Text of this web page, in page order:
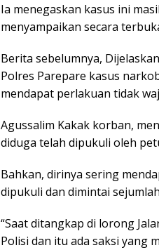
Ia menegaskan kasus ini
menyampaikan secara
Berita sebelumnya,
Polres Parepare kasus
mendapat perlakuan tidak
Agussalim Kakak korban,
diduga telah dipukuli oleh
Bahkan, dirinya sering
dipukuli dan dimintai
“Saat ditangkap di lorong
Polisi dan itu ada saksi yang